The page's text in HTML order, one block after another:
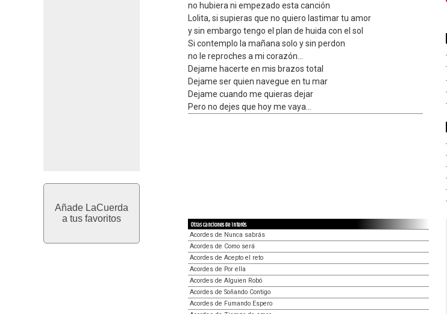
Añade LaCuerda
a tus favoritos
no hubiera ni empezado esta canción
Lolita, si supieras que no quiero lastimar tu amor
y sin embargo tengo el plan de huida con el sol
Si contemplo la mañana solo y sin perdon
no le reproches a mi corazón...
Dejame hacerte en mis brazos total
Dejame ser quien navegue en tu mar
Dejame cuando me quieras dejar
Pero no dejes que hoy me vaya...
Otras canciones de interés
Acordes de Nunca sabrás
Acordes de Como será
Acordes de Acepto el reto
Acordes de Por ella
Acordes de Alguien Robó
Acordes de Soñando Contigo
Acordes de Fumando Espero